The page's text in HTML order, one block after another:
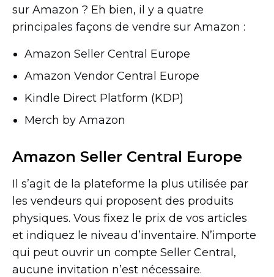
sur Amazon ? Eh bien, il y a quatre
principales façons de vendre sur Amazon :
Amazon Seller Central Europe
Amazon Vendor Central Europe
Kindle Direct Platform (KDP)
Merch by Amazon
Amazon Seller Central Europe
Il s’agit de la plateforme la plus utilisée par
les vendeurs qui proposent des produits
physiques. Vous fixez le prix de vos articles
et indiquez le niveau d’inventaire. N’importe
qui peut ouvrir un compte Seller Central,
aucune invitation n’est nécessaire.